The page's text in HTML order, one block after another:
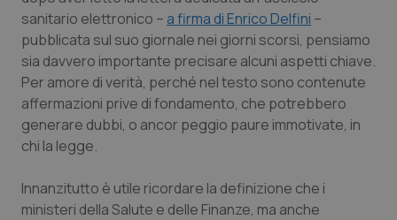
Edizioni Regionali
QS Pro
Professionisti Sanitari.AI
Abruzzo
Basilicata
QS Pro Gold
Artrite & artrosi
QS Club Newsletter
sanitario elettronico – a firma di Enrico Delfini –
pubblicata sul suo giornale nei giorni scorsi, pensiamo
sia davvero importante precisare alcuni aspetti chiave.
Per amore di verità, perché nel testo sono contenute
affermazioni prive di fondamento, che potrebbero
generare dubbi, o ancor peggio paure immotivate, in
chi la legge.
Innanzitutto è utile ricordare la definizione che i
ministeri della Salute e delle Finanze, ma anche